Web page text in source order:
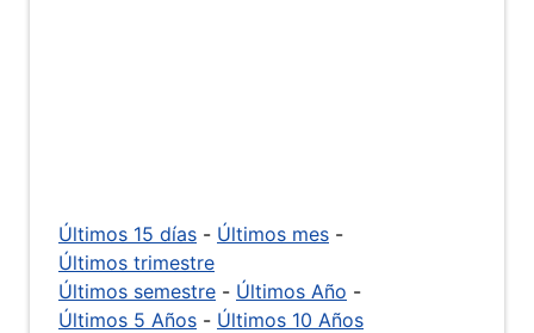
Últimos 15 días - Últimos mes -
Últimos trimestre
Últimos semestre - Últimos Año -
Últimos 5 Años - Últimos 10 Años